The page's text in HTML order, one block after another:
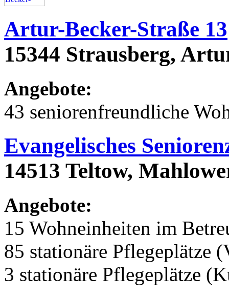
Artur-Becker-Straße 13
15344 Strausberg,
Angebote:
43 seniorenfreundliche
Evangelisches
14513 Teltow,
Angebote:
15 Wohneinheiten im
85 stationäre Pflegeplätze
3 stationäre Pflegeplätze